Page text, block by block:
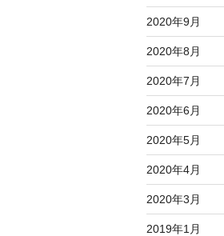
2020年9月
2020年8月
2020年7月
2020年6月
2020年5月
2020年4月
2020年3月
2019年1月